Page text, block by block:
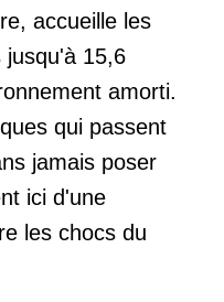
accueille les
jusqu'à 15,6
amorti.
qui passent
jamais poser
ici d'une
les chocs du